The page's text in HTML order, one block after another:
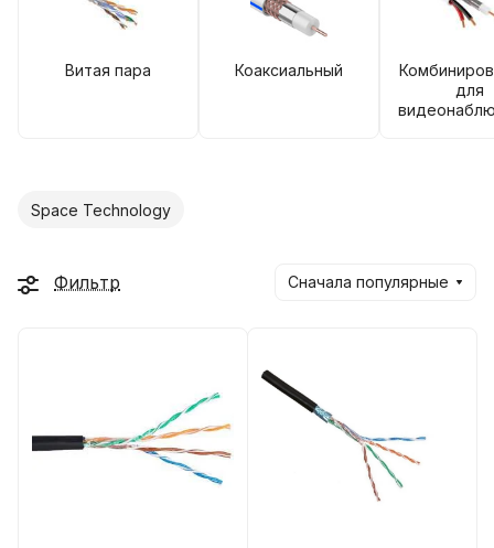
Витая пара Коаксиальный
для
Space Technology
Фильтр Сначала популярные